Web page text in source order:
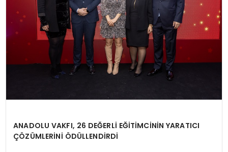
ANADOLU VAKFI, 26 DEĞERLİ EĞİTİMCİNİN YARATICI
ÇÖZÜMLERİNİ ÖDÜLLENDİRDİ